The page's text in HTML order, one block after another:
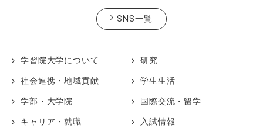
SNS一覧
学習院大学について 研究
社会連携・地域貢献 学生生活
学部・大学院 国際交流・留学
キャリア・就職 入試情報